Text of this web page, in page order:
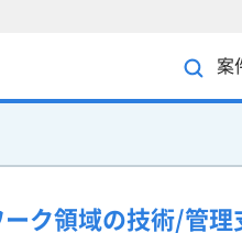
案
ーク領域の技術/管理